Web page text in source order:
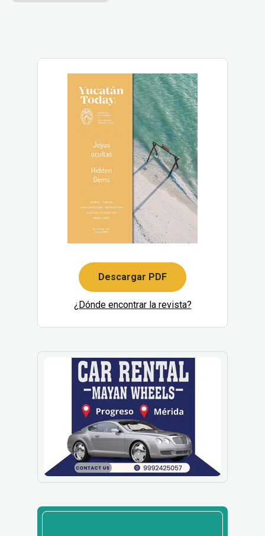
Descargar PDF
¿Dónde encontrar la revista?